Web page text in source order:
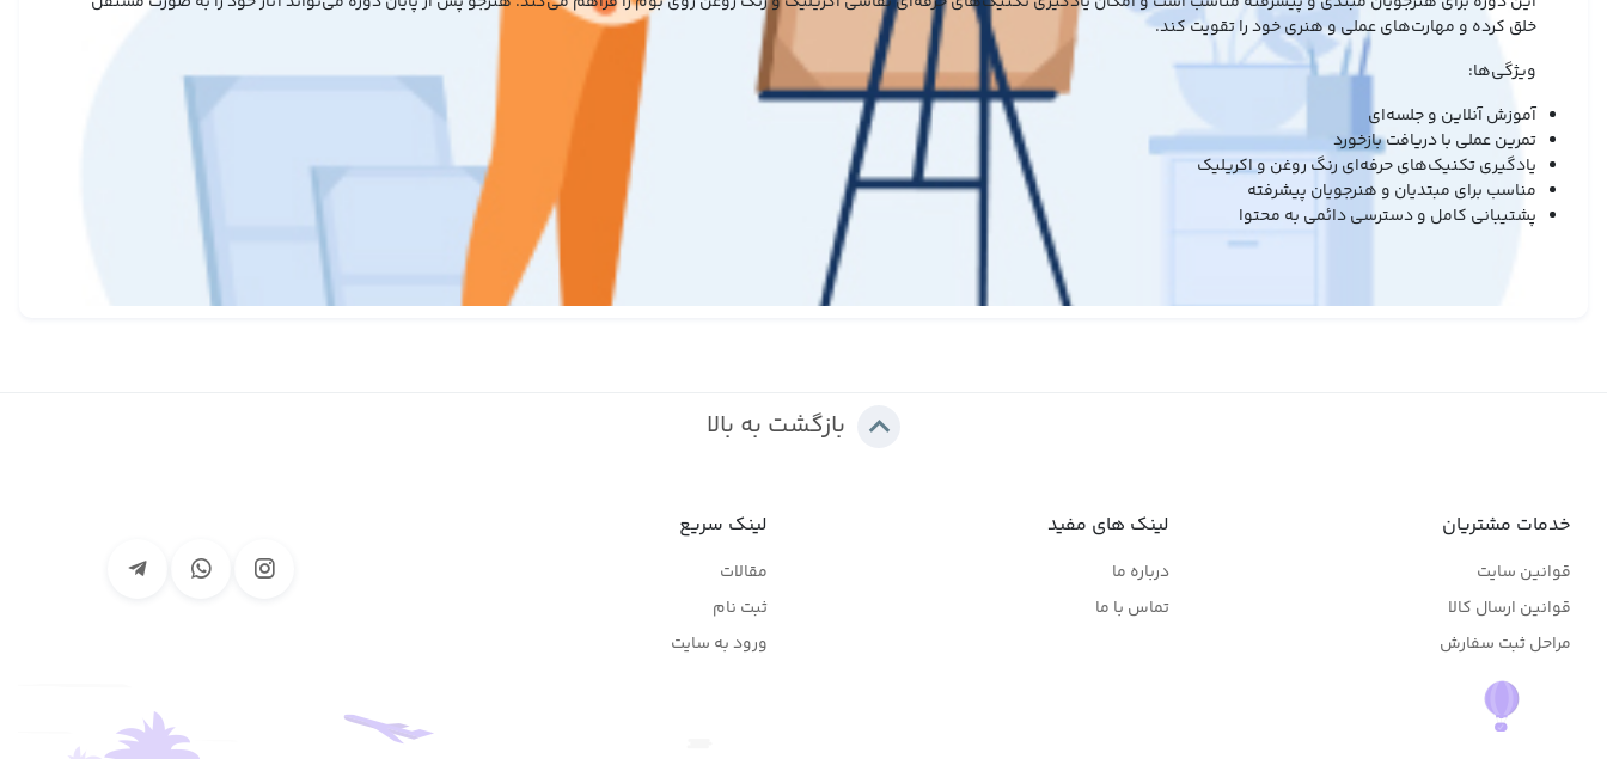
خلق کرده و مهارت‌های عملی و هنری خود را تقویت کند.
ویژگی‌ها:
آموزش آنلاین و جلسه‌ای
تمرین عملی با دریافت بازخورد
یادگیری تکنیک‌های حرفه‌ای رنگ روغن و اکریلیک
مناسب برای مبتدیان و هنرجویان پیشرفته
پشتیبانی کامل و دسترسی دائمی به محتوا
بازگشت به بالا
خدمات مشتریان
قوانین سایت
قوانین ارسال کالا
مراحل ثبت سفارش
لینک های مفید
درباره ما
تماس با ما
لینک سریع
مقالات
ثبت نام
ورود به سایت